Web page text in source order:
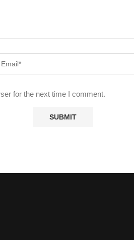
for the next time I comment.